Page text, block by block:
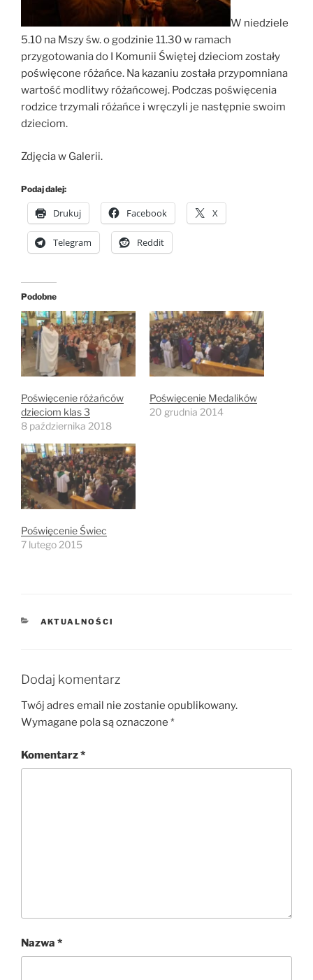
W niedziele
5.10 na Mszy św. o godzinie 11.30 w ramach
przygotowania do I Komunii Świętej dzieciom zostały
poświęcone różańce. Na kazaniu została przypomniana
wartość modlitwy różańcowej. Podczas poświęcenia
rodzice trzymali różańce i wręczyli je następnie swoim
dzieciom.
Zdjęcia w Galerii.
Podaj dalej:
Drukuj Facebook X
Telegram Reddit
Podobne
Poświęcenie różańców
dzieciom klas 3
8 października 2018
Poświęcenie Medalików
20 grudnia 2014
Poświęcenie Świec
7 lutego 2015
KATEGORIE
AKTUALNOŚCI
Dodaj komentarz
Twój adres email nie zostanie opublikowany.
Wymagane pola są oznaczone *
Komentarz*
Nazwa *